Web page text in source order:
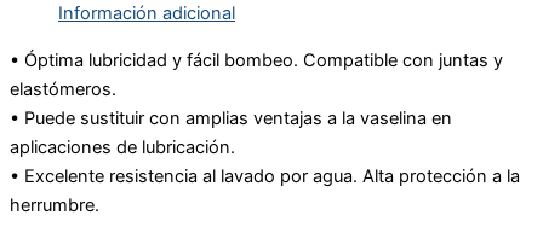
Información adicional
• Óptima lubricidad y fácil bombeo. Compatible con juntas y
elastómeros.
• Puede sustituir con amplias ventajas a la vaselina en
aplicaciones de lubricación.
• Excelente resistencia al lavado por agua. Alta protección a la
herrumbre.